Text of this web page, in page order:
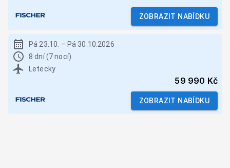
ZOBRAZIT NABÍDKU
Pá 23.10. – Pá 30.10.2026
8 dní (7 nocí)
Letecky
59 990 Kč
ZOBRAZIT NABÍDKU